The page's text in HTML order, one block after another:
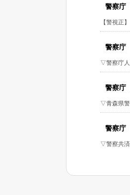
警察
【警視正
警察庁
▽警察庁人
警察庁
▽青森県警
警察
▽警察共済